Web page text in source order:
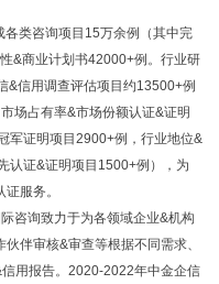
类咨询项目15万余例（其中完
&商业计划书42000+例。行业研
&信用调查评估项目约13500+例
场占有率&市场份额认证&证明
军证明项目2900+例，行业地位&
认证&证明项目1500+例），为
服务。
咨询致力于为各领域企业&机构
伴审核&审查等根据不同需求、
用报告。2020-2022年中金企信